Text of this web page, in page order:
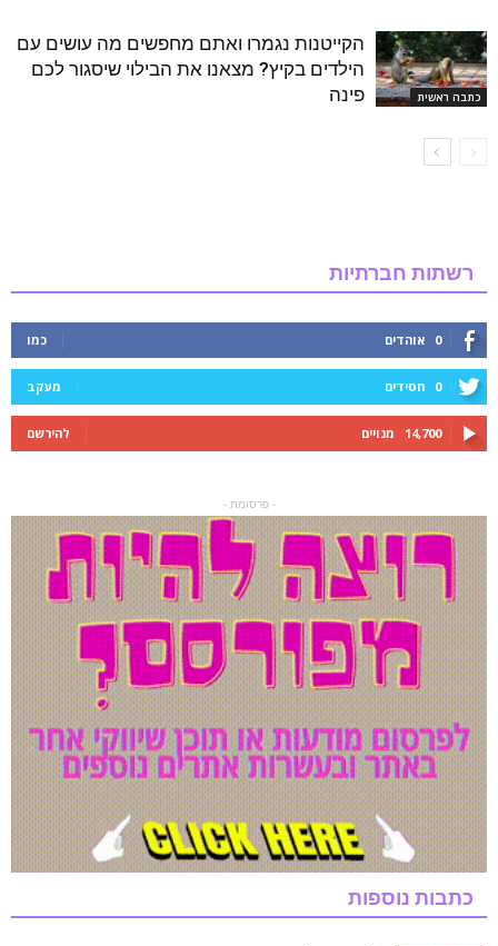
כתבה ראשית
הקייטנות נגמרו ואתם מחפשים מה עושים עם
הילדים בקיץ? מצאנו את הבילוי שיסגור לכם
פינה
רשתות חברתיות
0 אוהדים כמו
0 חסידים מעקב
14,700 מנויים להירשם
- פרסומת -
כתבות נוספות